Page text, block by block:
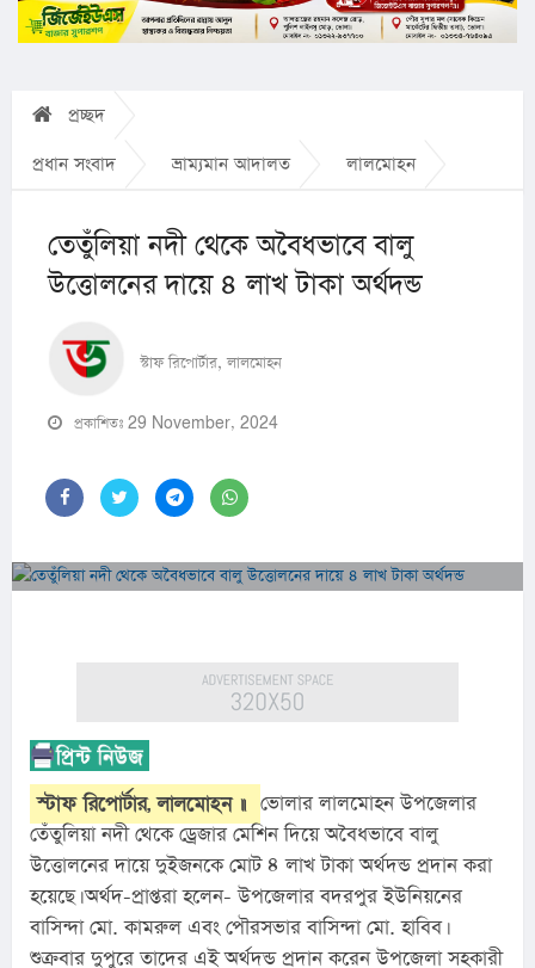
প্রচ্ছদ
প্রধান সংবাদ
ভ্রাম্যমান আদালত লালমোহন
তেতুঁলিয়া নদী থেকে অবৈধভাবে বালু
উত্তোলনের দায়ে ৪ লাখ টাকা অর্থদন্ড
স্টাফ রিপোর্টার, লালমোহন
প্রকাশিতঃ 29 November, 2024
স্টাফ রিপোর্টার, লালমোহন ॥ ভোলার লালমোহন উপজেলার
তেঁতুলিয়া নদী থেকে ড্রেজার মেশিন দিয়ে অবৈধভাবে বালু
উত্তোলনের দায়ে দুইজনকে মোট ৪ লাখ টাকা অর্থদন্ড প্রদান করা
হয়েছে। অর্থদ-প্রাপ্তরা হলেন- উপজেলার বদরপুর ইউনিয়নের
বাসিন্দা মো. কামরুল এবং পৌরসভার বাসিন্দা মো. হাবিব।
শুক্রবার দুপুরে তাদের এই অর্থদন্ড প্রদান করেন উপজেলা সহকারী